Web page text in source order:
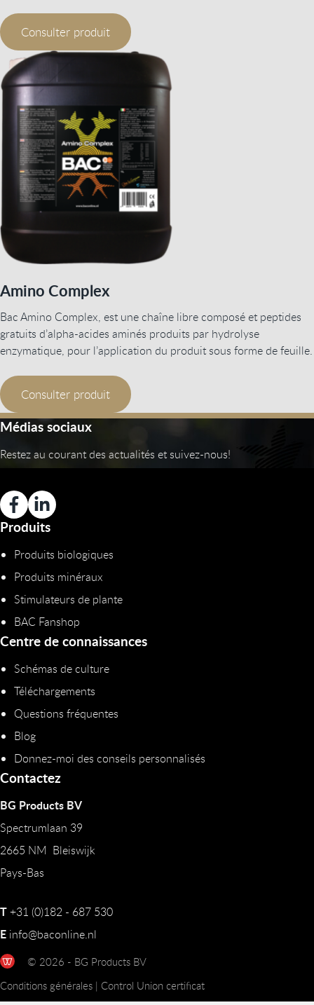
Consulter produit
Amino Complex
Bac Amino Complex, est une chaîne libre composé et peptides
gratuits d’alpha-acides aminés produits par hydrolyse
enzymatique, pour l’application du produit sous forme de feuille.
Consulter produit
Médias sociaux
Restez au courant des actualités et suivez-nous!
Produits
Produits biologiques
Produits minéraux
Stimulateurs de plante
BAC Fanshop
Centre de connaissances
Schémas de culture
Téléchargements
Questions fréquentes
Blog
Donnez-moi des conseils personnalisés
Contactez
BG Products BV
Spectrumlaan 39
2665 NM Bleiswijk
Pays-Bas
T+31 (0)182 - 687 530
E info@baconline.nl
© 2026 - BG Products BV
Conditions générales | Control Union certificat